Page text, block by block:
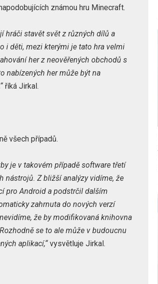
známou hru Minecraft.
hráči stavět svět z různých dílů a
i děti, mezi kterými je tato hra velmi
her z neověřených obchodů s
nabízených her může být na
říká Jirkal.
všech případů.
je v takovém případě software třetí
nástrojů. Z bližší analýzy vidíme, že
pro Android a podstrčil dalším
zahrnuta do nových verzí
že by modifikovaná knihovna
se to ale může v budoucnu
aplikací,“vysvětluje Jirkal.